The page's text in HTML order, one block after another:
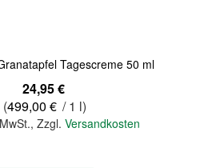
Tagescreme 50 ml
24,95 €
(499,00 € / 1 l)
, Zzgl. Versandkosten